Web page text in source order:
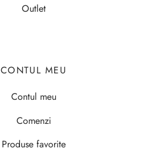
Outlet
CONTUL MEU
Contul meu
Comenzi
Produse favorite